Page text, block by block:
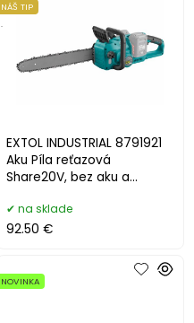
EXTOL INDUSTRIAL 8791921
Aku Píla reťazová
Share20V, bez aku a
NÁŠ TIP
.
na sklade
92.50 €
NOVINKA